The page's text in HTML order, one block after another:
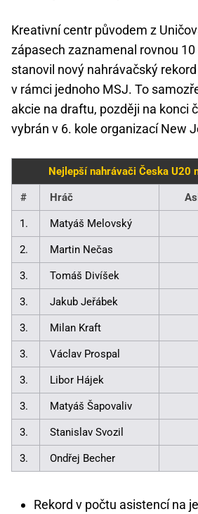
Kreativní centr původem z
zápasech zaznamenal rovnou
stanovil nový nahrávačský rekord
v rámci jednoho MSJ. To
akcie na draftu, později na konci
vybrán v 6. kole organizací New
Nejlepší nahrávači Česka U20
# Hráč
1. Matyáš Melovský
2. Martin Nečas
3. Tomáš Divíšek
3. Jakub Jeřábek
3. Milan Kraft
3. Václav Prospal
3. Libor Hájek
3. Matyáš Šapovaliv
3. Stanislav Svozil
3. Ondřej Becher
Rekord v počtu asistencí na